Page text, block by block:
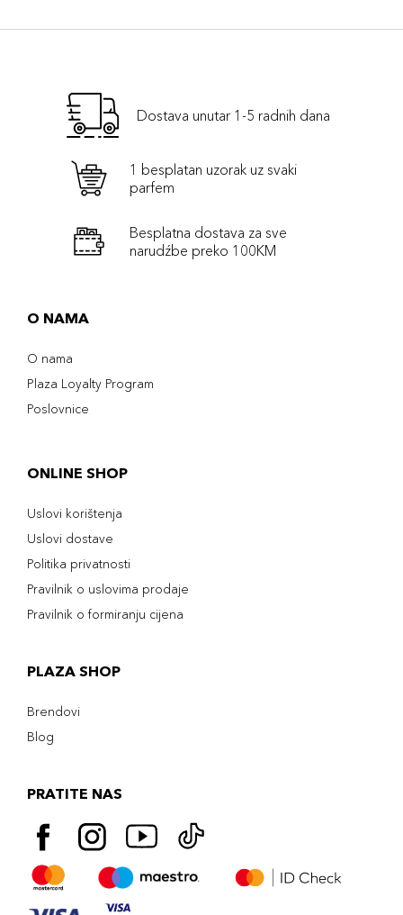
Dostava unutar 1-5 radnih dana
1 besplatan uzorak uz svaki
parfem
Besplatna dostava za sve
narudźbe preko 100KM
O NAMA
O nama
Plaza Loyalty Program
Poslovnice
ONLINE SHOP
Uslovi korištenja
Uslovi dostave
Politika privatnosti
Pravilnik o uslovima prodaje
Pravilnik o formiranju cijena
PLAZA SHOP
Brendovi
Blog
PRATITE NAS